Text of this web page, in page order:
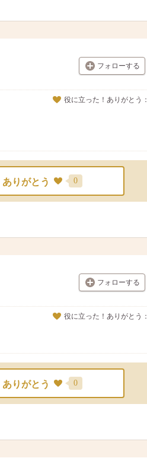
フォローする
役に立った！ありがとう：
ありがとう 0
フォローする
役に立った！ありがとう：
ありがとう 0